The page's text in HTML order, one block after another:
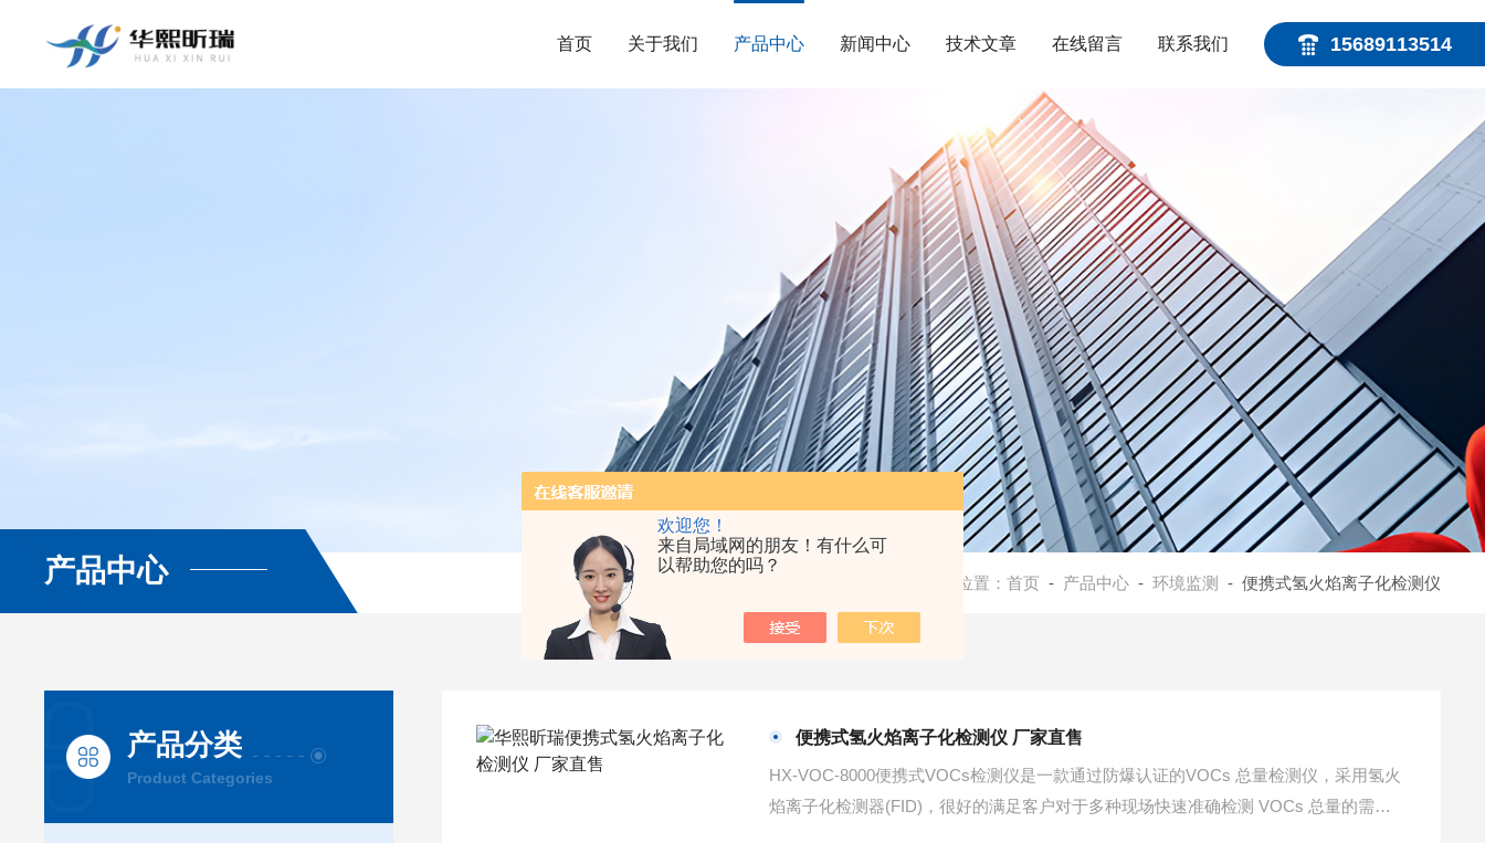
欢迎您！
来自局域网的朋友！有什么可
以帮助您的吗？
15689113514
首页 关于我们 产品中心 新闻中心 技术文章 在线留言 联系我们
产品中心 当前位置： 首页 - 产品中心- 环境监测 - 便携式氢火焰离子化检测仪
产品分类
Product Categories
便携式氢火焰离子化检测仪 厂家直售
HX-VOC-8000便携式VOCs检测仪是一款通过防爆认证的VOCs 总量检测仪，采用氢火
焰离子化检测器(FID)，很好的满足客户对于多种现场快速准确检测 VOCs 总量的需